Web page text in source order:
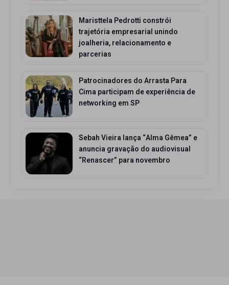
Maristtela Pedrotti constrói
trajetória empresarial unindo
joalheria, relacionamento e
parcerias
Patrocinadores do Arrasta Para
Cima participam de experiência de
networking em SP
Sebah Vieira lança “Alma Gêmea” e
anuncia gravação do audiovisual
“Renascer” para novembro